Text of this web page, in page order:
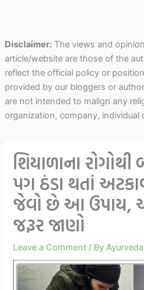
Disclaimer:The views and
article/website are those of the
reflect the official policy or
provided by our bloggers or
are not intended to malign any
organization, company, individual
શિયાળાના
પગ ઠંડા થતાં
જેવો છે આ ઉપાય,
જરૂર જાણો
Leave a Comment / By